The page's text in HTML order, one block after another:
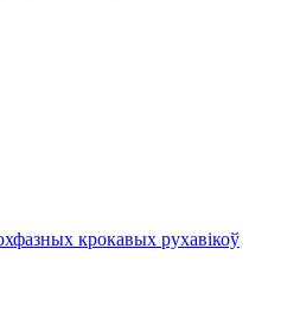
крокавых рухавікоў